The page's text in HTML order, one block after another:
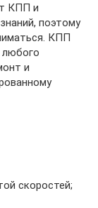
КПП и
поэтому
КПП
любого
и
скоростей;